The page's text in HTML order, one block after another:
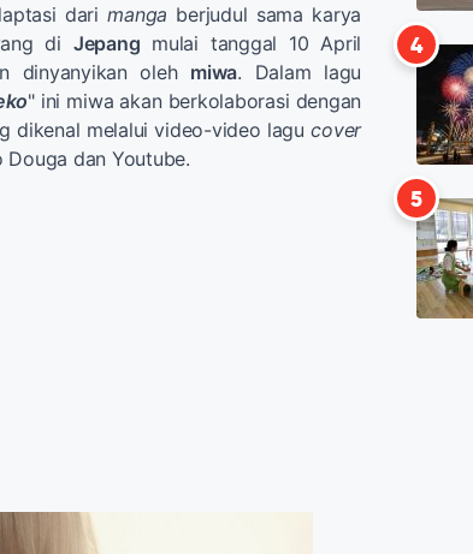
darimanga berjudul sama karya
di Jepang mulai tanggal 10 April
dinyanyikan oleh miwa. Dalam lagu
" ini miwa akan berkolaborasi dengan
dikenal melalui video-video lagucover
dan Youtube.
4
5